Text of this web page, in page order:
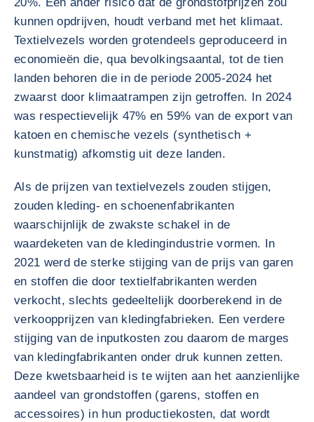
kunnen opdrijven, houdt verband met het klimaat.
Textielvezels worden grotendeels geproduceerd in
economieën die, qua bevolkingsaantal, tot de tien
landen behoren die in de periode 2005-2024 het
zwaarst door klimaatrampen zijn getroffen. In 2024
was respectievelijk 47% en 59% van de export van
katoen en chemische vezels (synthetisch +
kunstmatig) afkomstig uit deze landen.
Als de prijzen van textielvezels zouden stijgen,
zouden kleding- en schoenenfabrikanten
waarschijnlijk de zwakste schakel in de
waardeketen van de kledingindustrie vormen. In
2021 werd de sterke stijging van de prijs van garen
en stoffen die door textielfabrikanten werden
verkocht, slechts gedeeltelijk doorberekend in de
verkoopprijzen van kledingfabrieken. Een verdere
stijging van de inputkosten zou daarom de marges
van kledingfabrikanten onder druk kunnen zetten.
Deze kwetsbaarheid is te wijten aan het aanzienlijke
aandeel van grondstoffen (garens, stoffen en
accessoires) in hun productiekosten, dat wordt